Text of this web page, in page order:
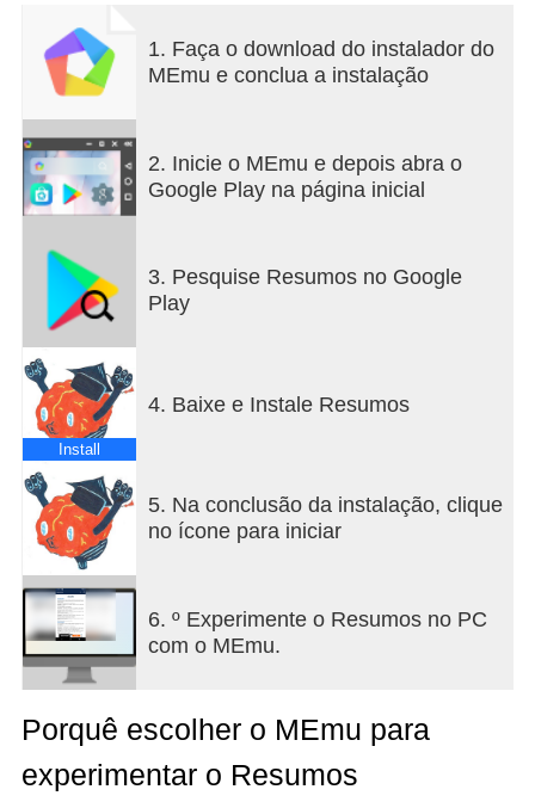
As disciplinas a que tens acesso são neste
momento:
Básico
-------------------------------
-7º ano : Português, Ciências Naturais, Francês,
Geografia, Historia, Inglês, Fisico-Quimica,
-8º ano : Português, Ciências Naturais, Francês,
Geografia, Historia, Inglês, Fisico-Quimica,
Matemática;
-9º ano : Português, Ciências Naturais, Francês,
Geografia, Historia, Inglês, Fisico-Quimica,
Matemática;
Secundário
-------------------------------
10º Ano: Português, Biologia e Geologia,
Economia, Filosofia, Físico-Quimica A, Matemática
A, Geografia, História, História e Cultura das Artes,
Literatura Portuguesa, MACS;
11º Ano: Português, Biologia e Geologia,
Economia, Filosofia, Físico-Quimica A, Matemática
A, Geografia, História, História e Cultura das Artes,
Literatura Portuguesa, MACS;
Sociologia, Psicologia, Biologia, Física
-Resumos de todas as disciplinas do ensino básico
1. Faça o download do instalador do
MEmu e conclua a instalação
2. Inicie o MEmu e depois abra o
Google Play na página inicial
3. Pesquise Resumos no Google
Play
Install
4. Baixe e Instale Resumos
5. Na conclusão da instalação, clique
no ícone para iniciar
6. º Experimente o Resumos no PC
com o MEmu.
Porquê escolher o MEmu para
experimentar o Resumos